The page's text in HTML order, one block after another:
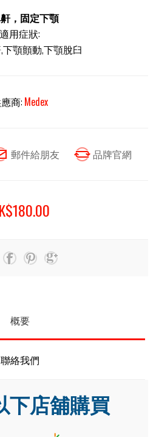
，固定下顎
適用症狀:
下顎顫動,下顎脫臼
商: Medex
概要
聯絡我們
下店舖購買